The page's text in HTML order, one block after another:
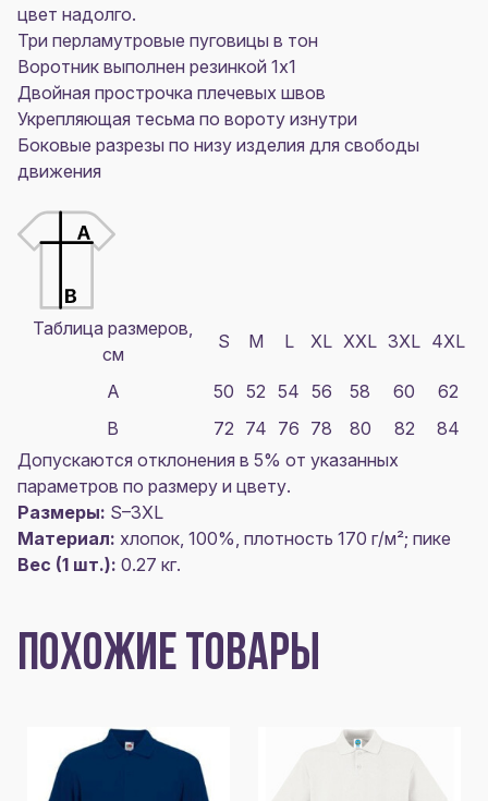
цвет надолго.
Три перламутровые пуговицы в тон
Воротник выполнен резинкой 1x1
Двойная прострочка плечевых швов
Укрепляющая тесьма по вороту изнутри
Боковые разрезы по низу изделия для свободы
движения
Таблица размеров,
см
S M L XL XXL 3XL 4XL
A 50 52 54 56 58 60
62
B
72 74 76 78 80 82
84
Допускаются отклонения в 5% от указанных
параметров по размеру и цвету.
Размеры: S–3XL
Материал: хлопок, 100%, плотность 170 г/м²; пике
Вес (1 шт.): 0.27 кг.
ПОХОЖИЕ ТОВАРЫ